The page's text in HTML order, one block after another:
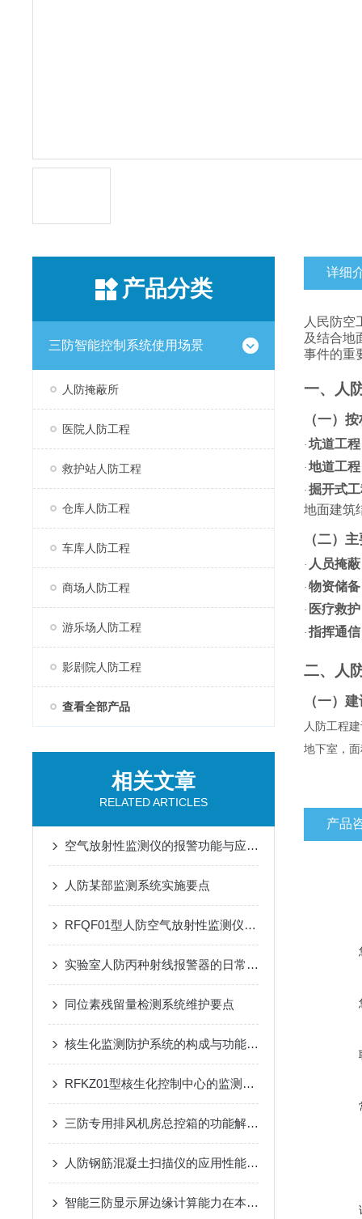
产品分类
三防智能控制系统使用场景
人防掩蔽所
医院人防工程
救护站人防工程
仓库人防工程
车库人防工程
商场人防工程
游乐场人防工程
影剧院人防工程
查看全部产品
相关文章
RELATED ARTICLES
空气放射性监测仪的报警功能与应急响应措施说明
人防某部监测系统实施要点
RFQF01型人防空气放射性监测仪的工作原理与技术分析
实验室人防丙种射线报警器的日常巡检应用工艺
同位素残留量检测系统维护要点
核生化监测防护系统的构成与功能详解
RFKZ01型核生化控制中心的监测系统与应用
三防专用排风机房总控箱的功能解析：高效排风与压差精准控制
人防钢筋混凝土扫描仪的应用性能研究
智能三防显示屏边缘计算能力在本地数据可视化与预警分析中的应用
详细
人民防空
及结合地
事件的重
一、人
（一）
· 坑道工程
· 地道工程
· 掘开式
地面建筑
（二）
· 人员掩蔽
· 物资储备
· 医疗救护
· 指挥通信
二、人
（一）
人防工程
地下室，
产品